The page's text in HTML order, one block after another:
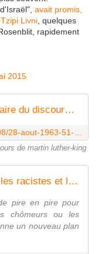
avait promis,
Livni , quelques
rapidement
2015
28 AOUT 1963 : 51 ème anniversaire du discours de martin luther-king - Socialisme libertaire
de martin luther-king
Ne nous laissons pas diviser par les racistes et les obscurantistes - Socialisme libertaire
pire en pire pour
chômeurs ou les
un nouveau plan